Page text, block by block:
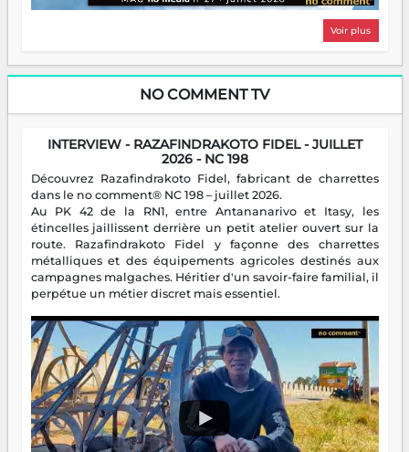
Voir plus
NO COMMENT TV
INTERVIEW - RAZAFINDRAKOTO FIDEL - JUILLET
2026 - NC 198
Découvrez Razafindrakoto Fidel, fabricant de charrettes
dans le no comment® NC 198 – juillet 2026.
Au PK 42 de la RN1, entre Antananarivo et Itasy, les
étincelles jaillissent derrière un petit atelier ouvert sur la
route. Razafindrakoto Fidel y façonne des charrettes
métalliques et des équipements agricoles destinés aux
campagnes malgaches. Héritier d'un savoir-faire familial, il
perpétue un métier discret mais essentiel.